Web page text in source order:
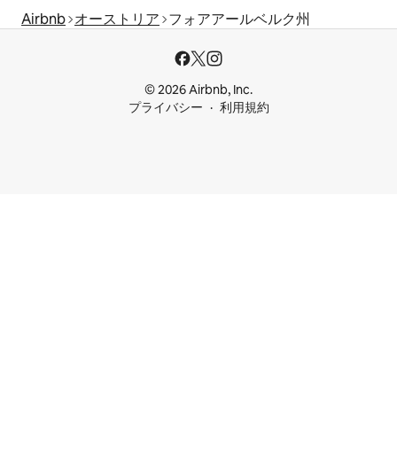
Airbnb オーストリア フォアアールベルク州
© 2026 Airbnb, Inc.
プライバシー
利用規約